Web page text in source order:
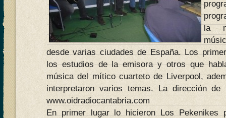
la
desde varias ciudades de España. Los
los estudios de la emisora y otros que
música del mítico cuarteto de Liverpool,
interpretaron varios temas. La dirección
www.oidradiocantabria.com
En primer lugar lo hicieron Los Pekenikes